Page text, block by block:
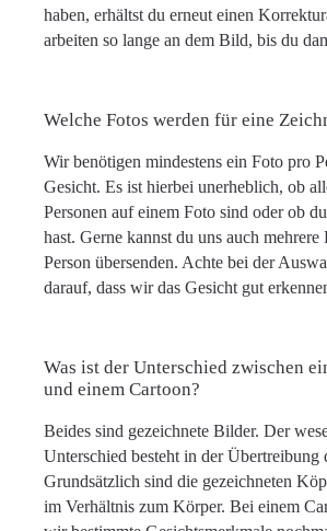
haben, erhältst du erneut einen
arbeiten so lange an dem Bild, bis du
Welche Fotos werden für eine
Wir benötigen mindestens ein Foto pro
Gesicht. Es ist hierbei unerheblich, ob
Personen auf einem Foto sind oder ob
hast. Gerne kannst du uns auch mehrere
Person übersenden. Achte bei der
darauf, dass wir das Gesicht gut
Was ist der Unterschied zwischen
und einem Cartoon?
Beides sind gezeichnete Bilder. Der
Unterschied besteht in der Übertreibung
Grundsätzlich sind die gezeichneten
im Verhältnis zum Körper. Bei einem